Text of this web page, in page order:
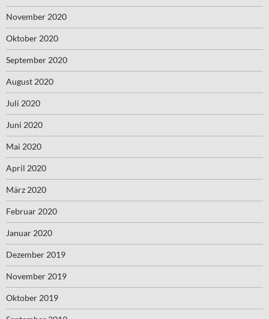
November 2020
Oktober 2020
September 2020
August 2020
Juli 2020
Juni 2020
Mai 2020
April 2020
März 2020
Februar 2020
Januar 2020
Dezember 2019
November 2019
Oktober 2019